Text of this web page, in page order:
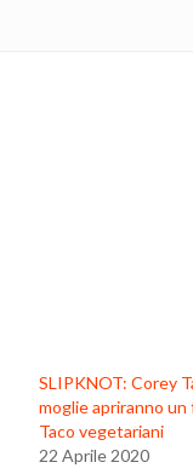
SLIPKNOT: Corey
moglie apriranno
Taco vegetariani
22 Aprile 2020